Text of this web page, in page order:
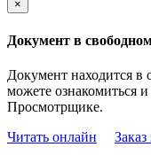
×
Документ в
Документ находится
можете ознакомиться
Просмотрщике.
Читать онлайн